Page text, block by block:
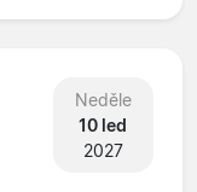
Neděle
10 led
2027